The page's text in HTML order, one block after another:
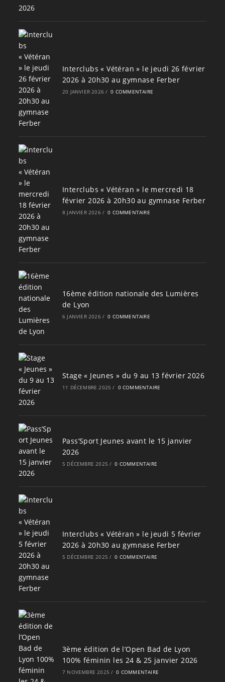
Interclubs « Vétéran » le jeudi 26 février
2026 à 20h30 au gymnase Ferber
20 JANVIER 2026 / 0 COMMENTAIRE
Interclubs « Vétéran » le mercredi 18
février 2026 à 20h30 au gymnase Ferber
8 JANVIER 2026 / 0 COMMENTAIRE
16ème édition nationale des Lumières
de Lyon
6 JANVIER 2026 / 0 COMMENTAIRE
Stage « Jeunes » du 9 au 13 février 2026
11 DÉCEMBRE 2025 / 0 COMMENTAIRE
Pass’Sport Jeunes avant le 15 janvier
2026
5 DÉCEMBRE 2025 / 0 COMMENTAIRE
Interclubs « Vétéran » le jeudi 5 février
2026 à 20h30 au gymnase Ferber
5 DÉCEMBRE 2025 / 0 COMMENTAIRE
3ème édition de l’Open Bad de Lyon
100% féminin les 24 & 25 janvier 2026
7 NOVEMBRE 2025 / 0 COMMENTAIRE